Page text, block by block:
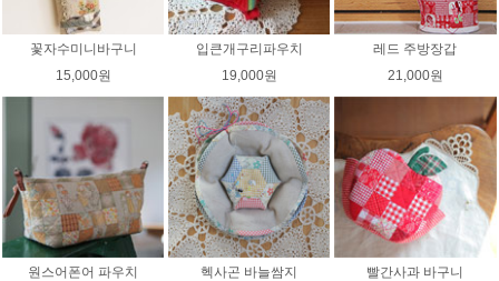
꽃자수미니바구니
15,000원
입큰개구리파우치
19,000원
레드 주방장갑
21,000원
원스어폰어 파우치
헥사곤 바늘쌈지
빨간사과 바구니